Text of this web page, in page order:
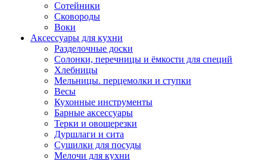
Сотейники
Сковороды
Воки
Аксессуары для кухни
Разделочные доски
Солонки, перечницы и ёмкости для специй
Хлебницы
Мельницы. перцемолки и ступки
Весы
Кухонные инструменты
Барные аксессуары
Терки и овощерезки
Дуршлаги и сита
Сушилки для посуды
Мелочи для кухни